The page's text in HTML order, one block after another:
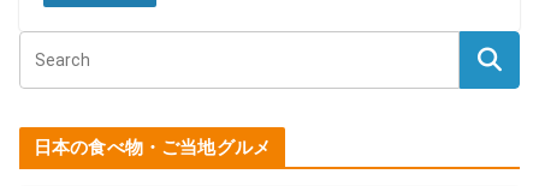
日本の食べ物・ご当地グルメ